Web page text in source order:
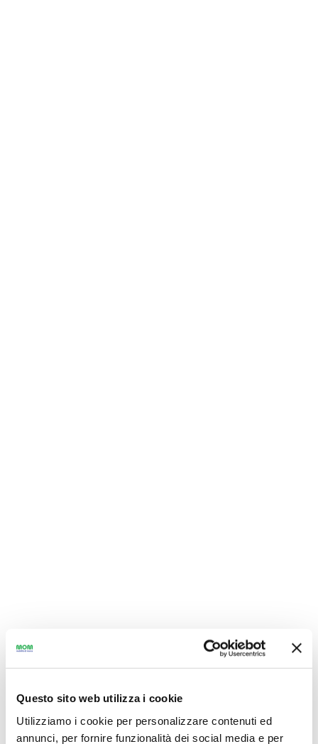
Questo sito web utilizza i cookie
Utilizziamo i cookie per personalizzare contenuti ed
annunci, per fornire funzionalità dei social media e per